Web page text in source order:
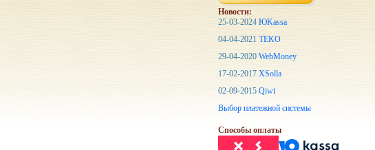
Новости:
25-03-2024 ЮKassa
04-04-2021 TEKO
29-04-2020 WebMoney
17-02-2017 XSolla
02-09-2015 Qiwi
Выбор платежной системы
Способы оплаты